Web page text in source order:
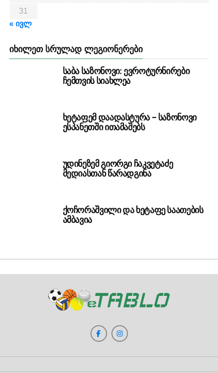
31
« ივლ
ᲘᲮᲘᲚᲔᲗ ᲡᲠᲣᲚᲐᲓ ᲚᲔᲒᲘᲝᲜᲔᲠᲔᲑᲘ
საბა საზონოვი: ევროტურნირები
ჩემთვის სიახლეა
ხეტაფემ დაადასტურა – საზონოვი
ესპანეთში ითამაშებს
უდინეზემ გიორგი ჩაკვეტაძე
მედიასთან წარადგინა
ქოჩორაშვილი და ხეტაფე საათების
ამბავია